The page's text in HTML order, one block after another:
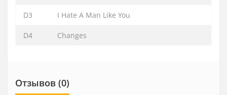
D3 I Hate A Man Like You
D4 Changes
Отзывов (0)